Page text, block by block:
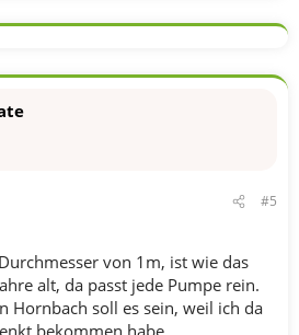
#5
von 1m, ist wie das
alt, da passt jede Pumpe rein.
Hornbach soll es sein, weil ich da
bekommen habe.